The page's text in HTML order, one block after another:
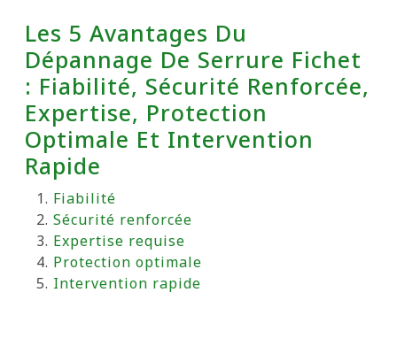
Les 5 Avantages Du
Dépannage De Serrure Fichet
: Fiabilité, Sécurité Renforcée,
Expertise, Protection
Optimale Et Intervention
Rapide
Fiabilité
Sécurité renforcée
Expertise requise
Protection optimale
Intervention rapide